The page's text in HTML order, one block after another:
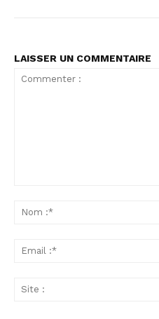
LAISSER UN COMMENTAIRE